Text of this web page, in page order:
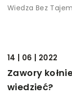
Wiedza Bez
14 | 06 | 2022
Zawory
wiedzieć?